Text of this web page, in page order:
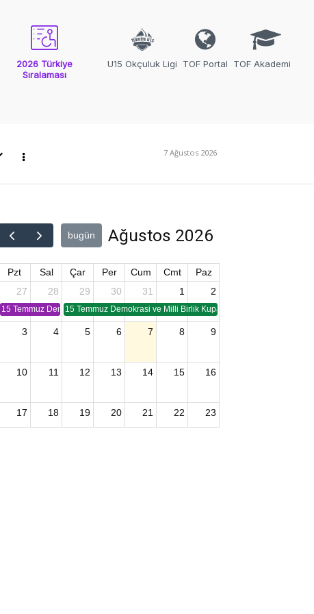
2026 Türkiye
Sıralaması
U15 Okçuluk Ligi TOF Portal TOF Akademi
7 Ağustos 2026
bugün Ağustos 2026
Pzt Sal Çar Per Cum Cmt
Paz
27
15 Temmuz Demokrasi ve Birlik Kupası (TSP -2)
28 29
15 Temmuz Demokrasi ve Milli Birlik Kupası 2. Ayak (TSP 2)
30 31 1 2
3 4 5 6 7 8 9
10 11 12 13 14 15 16
17 18 19 20 21 22 23